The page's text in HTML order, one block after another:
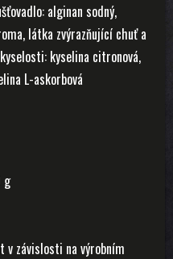
alginan sodný,
látka zvýrazňující chuť a
kyselina citronová,
L-askorbová
g
v závislosti na výrobním